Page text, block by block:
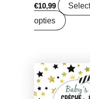
€10,99
opties